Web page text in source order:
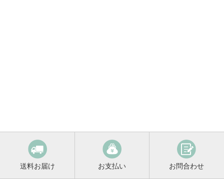
送料お届け お支払い お問合わせ